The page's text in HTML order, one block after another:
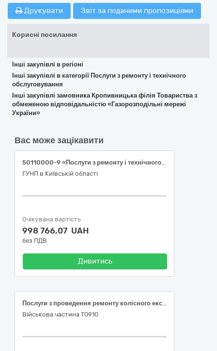
Друкувати Звіт за поданими пропозиціями
Корисні посилання
Інші закупівлі в регіоні
Інші закупівлі в категорії Послуги з ремонту і технічного
обслуговування
Інші закупівлі замовника Кропивницька філія Товариства з
обмеженою відповідальністю «Газорозподільні мережі
України»
Вас може зацікавити
50110000-9 «Послуги з ремонту і технічного обслуговування мототранспортних засобів і супутнього обладнання» (Гарантійний ремонт та технічне обслуговування службового автотранспорту марки SKODA)
ГУНП в Київській області
Очікувана вартість
998 766,07 UAH
без ПДВ
Дивитись
Послуги з проведення ремонту колісного екскаватора JCB JS175W-T2
Військова частина Т0910